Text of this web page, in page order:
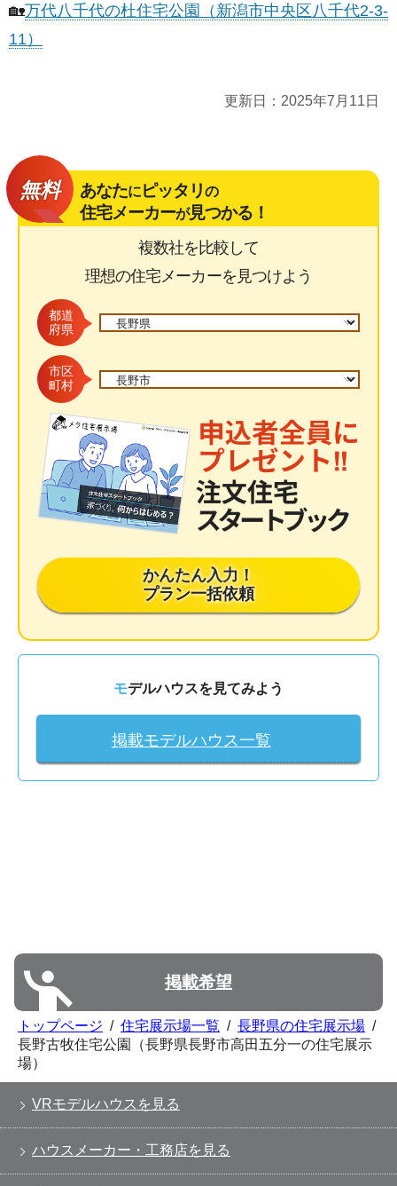
🏡万代八千代の杜住宅公園（新潟市中央区八千代2-3-
11）
更新日： 2025年7月11日
無料 あなたにピッタリの
住宅メーカーが見つかる！
複数社を比較して
理想の住宅メーカーを見つけよう
都道
府県
市区
町村
かんたん入力！
プラン一括依頼
モデルハウスを見てみよう
掲載モデルハウス一覧
掲載希望
トップページ / 住宅展示場一覧 / 長野県の住宅展示場 /
長野古牧住宅公園（長野県長野市高田五分一の住宅展示
場）
VRモデルハウスを見る
ハウスメーカー・工務店を見る